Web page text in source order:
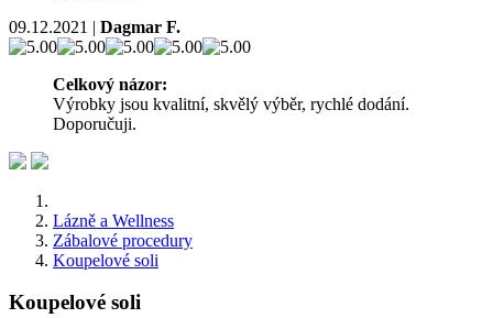
09.12.2021 | Dagmar F.
Celkový názor:
Výrobky jsou kvalitní, skvělý výběr, rychlé dodání.
Doporučuji.
Lázně a Wellness
Zábalové procedury
Koupelové soli
Koupelové soli